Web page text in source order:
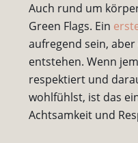
Auch rund um
Green Flags. Ein
aufregend sein,
entstehen. Wenn
respektiert und
wohlfühlst, ist das
Achtsamkeit und